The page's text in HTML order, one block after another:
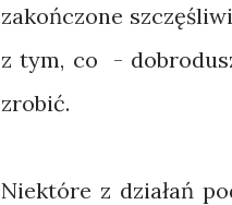
zakończone
z tym, co -
zrobić.
Niektóre z działań